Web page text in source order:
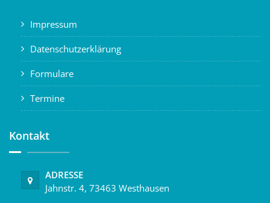
Impressum
Datenschutzerklärung
Formulare
Termine
Kontakt
ADRESSE
Jahnstr. 4, 73463 Westhausen